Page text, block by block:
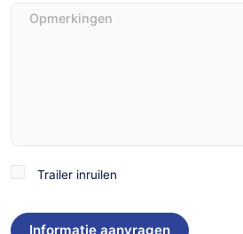
Opmerkingen
TrailerTrailer inruilen